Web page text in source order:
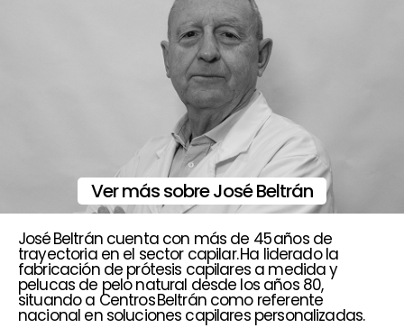
Ver más sobre José Beltrán
José Beltrán cuenta con más de 45 años de
trayectoria en el sector capilar. Ha liderado la
fabricación de prótesis capilares a medida y
pelucas de pelo natural desde los años 80,
situando a Centros Beltrán como referente
nacional en soluciones capilares personalizadas.